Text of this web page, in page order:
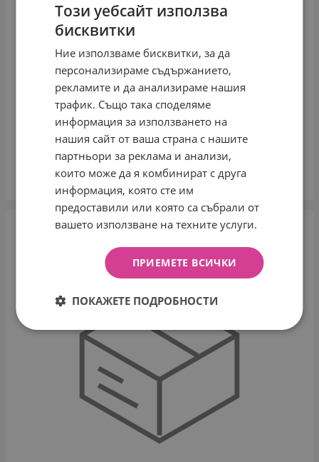
APTAMIL4 -АДАПТИРАНО МЛЯКО 24М+ 400ГР
10.89 € / 21.30 лв.
Този уебсайт използва
бисквитки
Ние използваме бисквитки, за да
персонализираме съдържанието,
рекламите и да анализираме нашия
трафик. Също така споделяме
информация за използването на
нашия сайт от ваша страна с нашите
партньори за реклама и анализи,
които може да я комбинират с друга
информация, която сте им
предоставили или която са събрали от
вашето използване на техните услуги.
ПРИЕМЕТЕ ВСИЧКИ
ПОКАЖЕТЕ ПОДРОБНОСТИ